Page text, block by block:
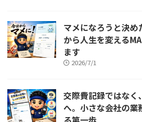
マメになろうと決
から人生を変える
ます
2026/7/1
交際費記録ではなく
へ。小さな会社の業